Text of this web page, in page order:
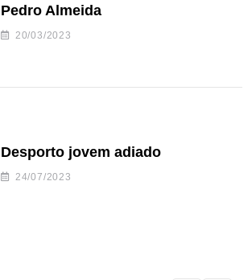
Pedro Almeida
20/03/2023
Desporto jovem adiado
24/07/2023